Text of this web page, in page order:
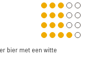
bier met een witte